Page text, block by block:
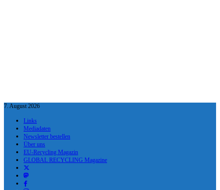
7. August 2026
Links
Mediadaten
Newsletter bestellen
Über uns
EU-Recycling Magazin
GLOBAL RECYCLING Magazine